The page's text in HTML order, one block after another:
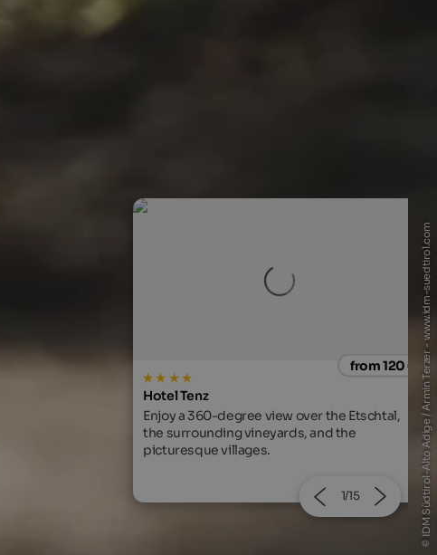
from 205
LANERHOF Relax & Active Retreat
Relaxing spa retreats, exquisite cuisine,
guided adventures in nature.
2/15 © IDM Südtirol-Alto Adige / Armin Terzer - www.idm-suedtirol.com